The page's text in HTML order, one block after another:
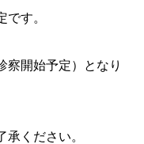
す。
開始予定）となり
ください。